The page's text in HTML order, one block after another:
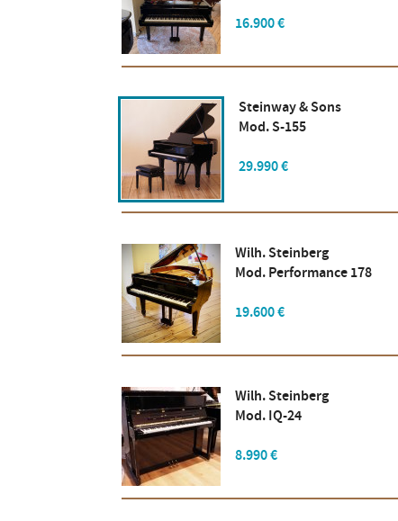
16.900 €
Steinway & Sons
Mod. S-155
29.990 €
Wilh. Steinberg
Mod. Performance 178
19.600 €
Wilh. Steinberg
Mod. IQ-24
8.990 €